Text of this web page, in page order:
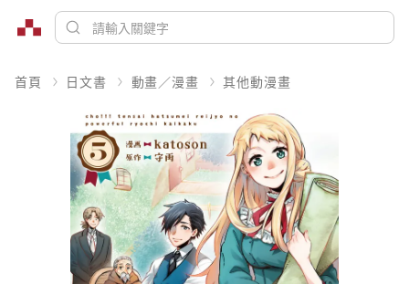
首頁 日文書 動畫／漫畫 其他動漫畫